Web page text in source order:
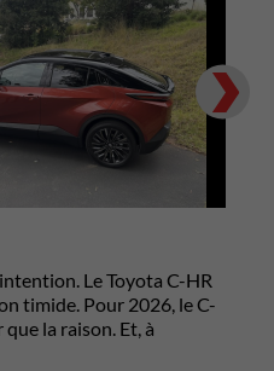
Next
Le Toyota C-HR
timide. Pour 2026, le C-
la raison. Et, à